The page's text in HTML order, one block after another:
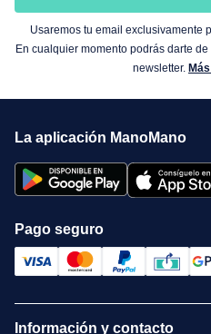
Usaremos tu email exclusivamente
En cualquier momento podrás darte
newsletter.
La aplicación ManoMano
Pago seguro
Información y contacto